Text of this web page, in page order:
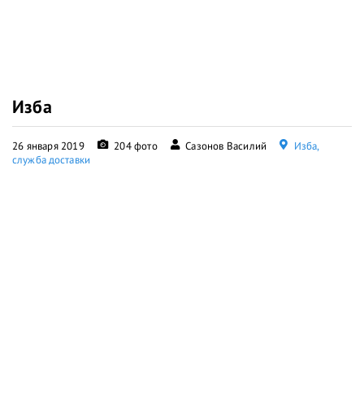
Изба
26 января 2019 204 фото Сазонов Василий
Изба,
служба доставки